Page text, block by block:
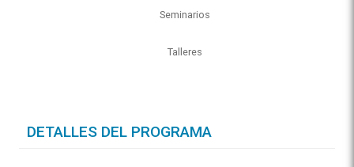
Seminarios
Talleres
DETALLES DEL PROGRAMA